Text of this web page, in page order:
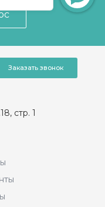
Заказать звонок
стр. 1